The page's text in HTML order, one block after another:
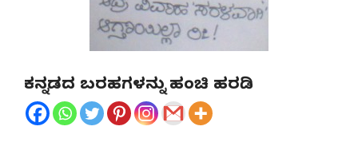
ಕನ್ನಡದ ಬರಹಗಳನ್ನು ಹಂಚಿ ಹರಡಿ